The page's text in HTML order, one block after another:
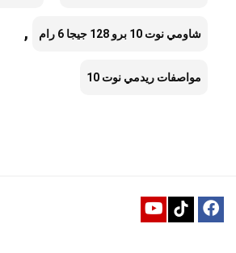
شاومي نوت 10 برو 128 جيجا 6 رام ,
مواصفات ريدمي نوت 10